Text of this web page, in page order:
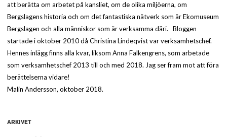
att berätta om arbetet på kansliet, om de olika miljöerna, om
Bergslagens historia och om det fantastiska nätverk som är Ekomuseum
Bergslagen och alla människor som är verksamma däri. Bloggen
startade i oktober 2010 då Christina Lindeqvist var verksamhetschef.
Hennes inlägg finns alla kvar, liksom Anna Falkengrens, som arbetade
som verksamhetschef 2013 till och med 2018. Jag ser fram mot att föra
berättelserna vidare!
Malin Andersson, oktober 2018.
ARKIVET